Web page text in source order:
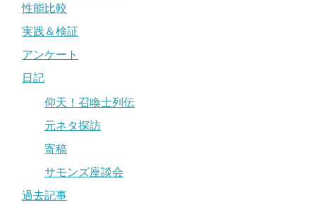
性能比較
実践＆検証
アンケート
日記
仰天！召喚士列伝
元ネタ探訪
寄稿
サモンズ座談会
過去記事